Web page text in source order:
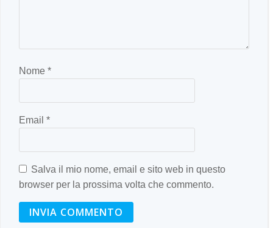
Nome *
Email *
Salva il mio nome, email e sito web in questo
browser per la prossima volta che commento.